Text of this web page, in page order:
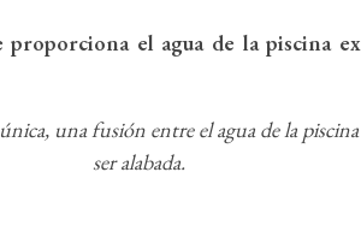
el agua de la piscina
una fusión entre el agua de la
ser alabada.